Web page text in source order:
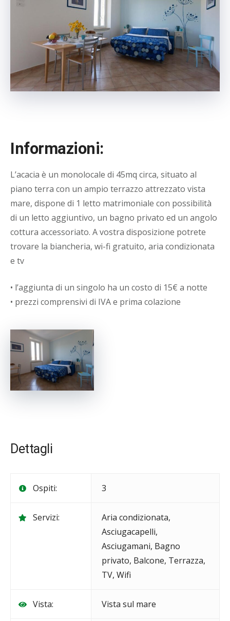
Informazioni:
L’acacia è un monolocale di 45mq circa, situato al
piano terra con un ampio terrazzo attrezzato vista
mare, dispone di 1 letto matrimoniale con possibilità
di un letto aggiuntivo, un bagno privato ed un angolo
cottura accessoriato. A vostra disposizione potrete
trovare la biancheria, wi-fi gratuito, aria condizionata
e tv
• l’aggiunta di un singolo ha un costo di 15€ a notte
• prezzi comprensivi di IVA e prima colazione
Dettagli
Ospiti: 3
Servizi: Aria condizionata,
Asciugacapelli,
Asciugamani, Bagno
privato, Balcone, Terrazza,
TV, Wifi
Vista: Vista sul mare